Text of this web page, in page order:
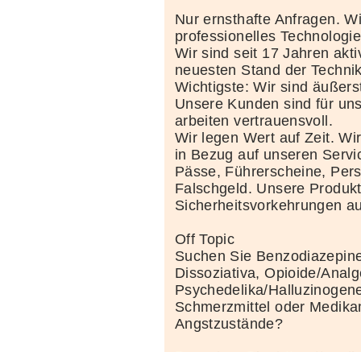
Nur ernsthafte Anfragen.
professionelles
Wir sind seit 17 Jahren
neuesten Stand der
Wichtigste: Wir sind
Unsere Kunden sind für
arbeiten vertrauensvoll.
Wir legen Wert auf Zeit.
in Bezug auf unseren
Pässe, Führerscheine,
Falschgeld. Unsere
Sicherheitsvorkehrungen
Off Topic
Suchen Sie
Dissoziativa, Opioide/
Psychedelika/
Schmerzmittel oder
Angstzustände?